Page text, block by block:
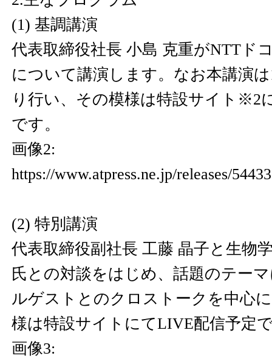
(1) 基調講演
代表取締役社長 小島 克重がNTTド
について講演します。なお本講演
り行い、その模様は特設サイト※2
です。
画像2:
https://www.atpress.ne.jp/releases/
(2) 特別講演
代表取締役副社長 工藤 晶子と生物
氏との対談をはじめ、話題のテー
ルゲストとのクロストークを中心
様は特設サイトにてLIVE配信予定
画像3: